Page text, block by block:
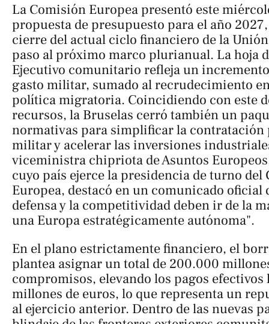
La Comisión Europea presentó este
propuesta de presupuesto para el año
cierre del actual ciclo financiero de la
paso al próximo marco plurianual. La hoja
Ejecutivo comunitario refleja un
gasto militar, sumado al recrudecimiento
política migratoria. Coincidiendo con este
recursos, la Bruselas cerró también un
normativas para simplificar la contratación
militar y acelerar las inversiones
viceministra chipriota de Asuntos
cuyo país ejerce la presidencia de turno del
Europea, destacó en un comunicado oficial
defensa y la competitividad deben ir de la
una Europa estratégicamente autónoma".
En el plano estrictamente financiero, el
plantea asignar un total de 200.000
compromisos, elevando los pagos efectivos
millones de euros, lo que representa un
al ejercicio anterior. Dentro de las nuevas